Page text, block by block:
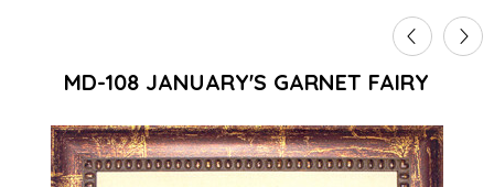
MD-108 JANUARY'S GARNET FAIRY